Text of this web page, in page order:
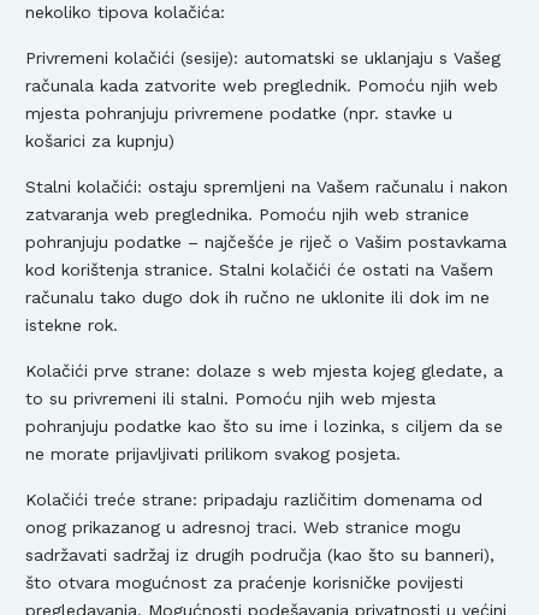
nekoliko tipova kolačića:
Privremeni kolačići (sesije): automatski se uklanjaju s Vašeg
računala kada zatvorite web preglednik. Pomoću njih web
mjesta pohranjuju privremene podatke (npr. stavke u
košarici za kupnju)
Stalni kolačići: ostaju spremljeni na Vašem računalu i nakon
zatvaranja web preglednika. Pomoću njih web stranice
pohranjuju podatke – najčešće je riječ o Vašim postavkama
kod korištenja stranice. Stalni kolačići će ostati na Vašem
računalu tako dugo dok ih ručno ne uklonite ili dok im ne
istekne rok.
Kolačići prve strane: dolaze s web mjesta kojeg gledate, a
to su privremeni ili stalni. Pomoću njih web mjesta
pohranjuju podatke kao što su ime i lozinka, s ciljem da se
ne morate prijavljivati prilikom svakog posjeta.
Kolačići treće strane: pripadaju različitim domenama od
onog prikazanog u adresnoj traci. Web stranice mogu
sadržavati sadržaj iz drugih područja (kao što su banneri),
što otvara mogućnost za praćenje korisničke povijesti
pregledavanja. Mogućnosti podešavanja privatnosti u većini